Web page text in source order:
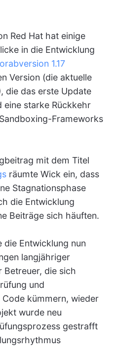
Red Hat hat einige
in die Entwicklung
1.17
Version (die aktuelle
die das erste Update
eine starke Rückkehr
Frameworks
mit dem Titel
räumte Wick ein, dass
Stagnationsphase
die Entwicklung
Beiträge sich häuften.
die Entwicklung nun
langjähriger
Betreuer, die sich
und
kümmern, wieder
wurde neu
gestrafft